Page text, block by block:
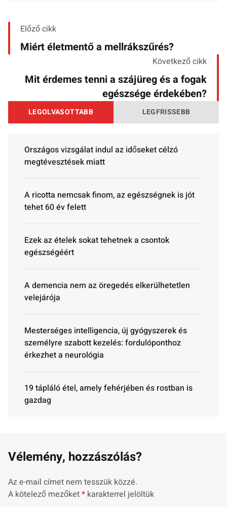
Előző cikk
Miért életmentő a mellrákszűrés?
Következő cikk
Mit érdemes tenni a szájüreg és a fogak
egészsége érdekében?
LEGOLVASOTTABB LEGFRISSEBB
Országos vizsgálat indul az időseket célzó
megtévesztések miatt
A ricotta nemcsak finom, az egészségnek is jót
tehet 60 év felett
Ezek az ételek sokat tehetnek a csontok
egészségéért
A demencia nem az öregedés elkerülhetetlen
velejárója
Mesterséges intelligencia, új gyógyszerek és
személyre szabott kezelés: fordulóponthoz
érkezhet a neurológia
19 tápláló étel, amely fehérjében és rostban is
gazdag
Vélemény, hozzászólás?
Az e-mail címet nem tesszük közzé.
A kötelező mezőket* karakterrel jelöltük